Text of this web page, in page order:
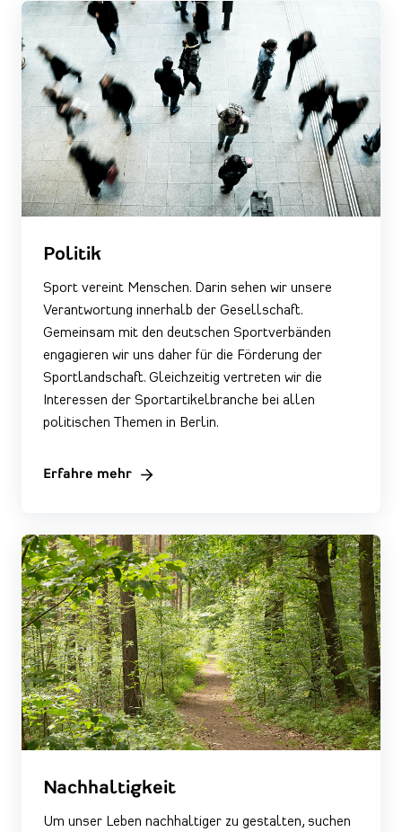
Politik
Sport vereint Menschen. Darin sehen wir unsere
Verantwortung innerhalb der Gesellschaft.
Gemeinsam mit den deutschen Sportverbänden
engagieren wir uns daher für die Förderung der
Sportlandschaft. Gleichzeitig vertreten wir die
Interessen der Sportartikelbranche bei allen
politischen Themen in Berlin.
Erfahre mehr
Nachhaltigkeit
Um unser Leben nachhaltiger zu gestalten, suchen